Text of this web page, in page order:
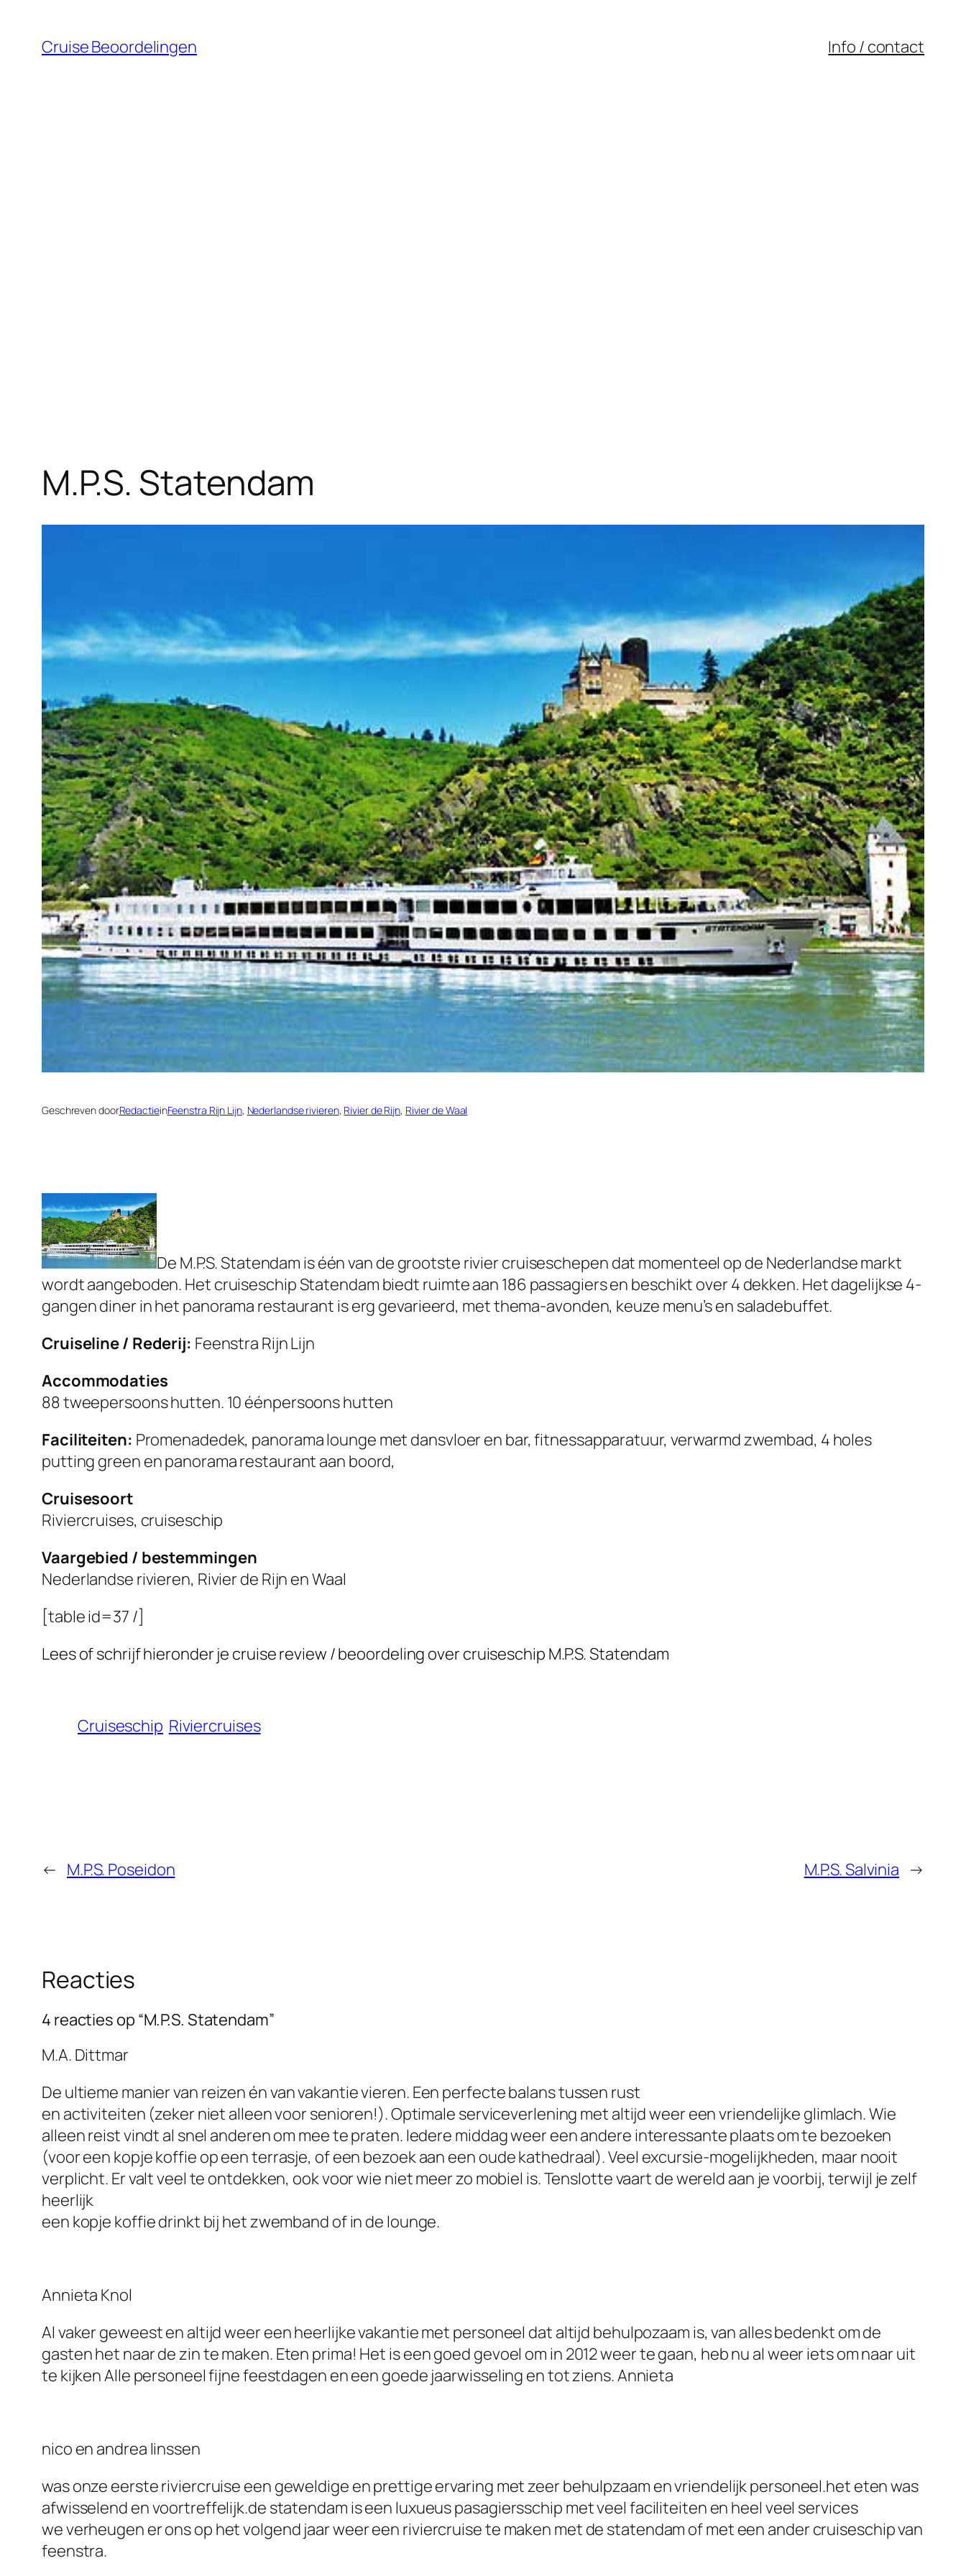
Cruise Beoordelingen Info / contact
M.P.S. Statendam
Geschreven doorRedactieinFeenstra Rijn Lijn, Nederlandse rivieren, Rivier de Rijn, Rivier de Waal
De M.P.S. Statendam is één van de grootste rivier cruiseschepen dat momenteel op de Nederlandse markt
wordt aangeboden. Het cruiseschip Statendam biedt ruimte aan 186 passagiers en beschikt over 4 dekken. Het dagelijkse 4-
gangen diner in het panorama restaurant is erg gevarieerd, met thema-avonden, keuze menu’s en saladebuffet.
Cruiseline / Rederij: Feenstra Rijn Lijn
Accommodaties
88 tweepersoons hutten. 10 éénpersoons hutten
Faciliteiten: Promenadedek, panorama lounge met dansvloer en bar, fitnessapparatuur, verwarmd zwembad, 4 holes
putting green en panorama restaurant aan boord,
Cruisesoort
Riviercruises, cruiseschip
Vaargebied / bestemmingen
Nederlandse rivieren, Rivier de Rijn en Waal
[table id=37 /]
Lees of schrijf hieronder je cruise review / beoordeling over cruiseschip M.P.S. Statendam
Cruiseschip Riviercruises
← M.P.S. Poseidon M.P.S. Salvinia →
Reacties
4 reacties op “M.P.S. Statendam”
M.A. Dittmar
De ultieme manier van reizen én van vakantie vieren. Een perfecte balans tussen rust
en activiteiten (zeker niet alleen voor senioren!). Optimale serviceverlening met altijd weer een vriendelijke glimlach. Wie
alleen reist vindt al snel anderen om mee te praten. Iedere middag weer een andere interessante plaats om te bezoeken
(voor een kopje koffie op een terrasje, of een bezoek aan een oude kathedraal). Veel excursie-mogelijkheden, maar nooit
verplicht. Er valt veel te ontdekken, ook voor wie niet meer zo mobiel is. Tenslotte vaart de wereld aan je voorbij, terwijl je zelf
heerlijk
een kopje koffie drinkt bij het zwemband of in de lounge.
Annieta Knol
Al vaker geweest en altijd weer een heerlijke vakantie met personeel dat altijd behulpozaam is, van alles bedenkt om de
gasten het naar de zin te maken. Eten prima! Het is een goed gevoel om in 2012 weer te gaan, heb nu al weer iets om naar uit
te kijken Alle personeel fijne feestdagen en een goede jaarwisseling en tot ziens. Annieta
nico en andrea linssen
was onze eerste riviercruise een geweldige en prettige ervaring met zeer behulpzaam en vriendelijk personeel.het eten was
afwisselend en voortreffelijk.de statendam is een luxueus pasagiersschip met veel faciliteiten en heel veel services
we verheugen er ons op het volgend jaar weer een riviercruise te maken met de statendam of met een ander cruiseschip van
feenstra.